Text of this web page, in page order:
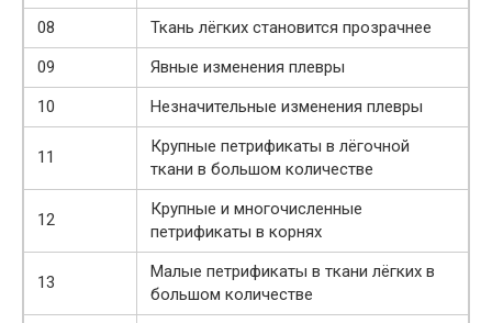
08
Ткань лёгких становится прозрачнее
09
Явные изменения плевры
10
Незначительные изменения плевры
11
Крупные петрификаты в лёгочной
ткани в большом количестве
12
Крупные и многочисленные
петрификаты в корнях
13
Малые петрификаты в ткани лёгких в
большом количестве